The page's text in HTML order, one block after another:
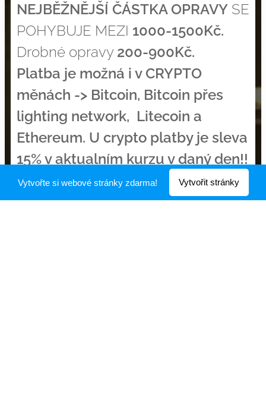
NEJBĚŽNĚJŠÍ ČÁSTKA OPRAVY SE
POHYBUJE MEZI 1000-1500Kč.
Drobné opravy 200-900Kč.
Platba je možná i v CRYPTO
měnách -> Bitcoin, Bitcoin přes
lighting network, Litecoin a
Ethereum. U crypto platby je sleva
15% v aktualním kurzu v daný den!!
;-)
Vytvořte si webové stránky zdarma! Vytvořit stránky